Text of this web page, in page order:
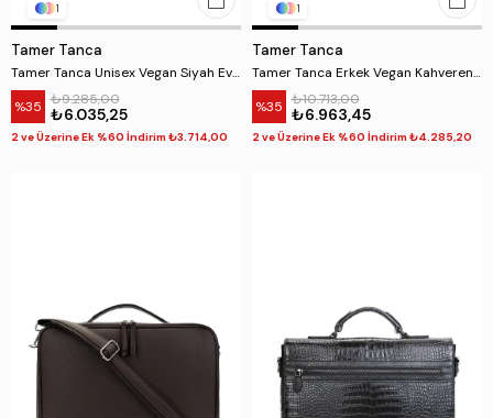
1
Tamer Tanca
Tamer Tanca Unisex Vegan Siyah Evrak Çantası
%35 ₺6.035,25
₺9.285,00
2 ve Üzerine Ek %60 İndirim ₺3.714,00
1
Tamer Tanca
Tamer Tanca Erkek Vegan Kahverengi Evrak Çantası
%35 ₺6.963,45
₺10.713,00
2 ve Üzerine Ek %60 İndirim ₺4.285,20